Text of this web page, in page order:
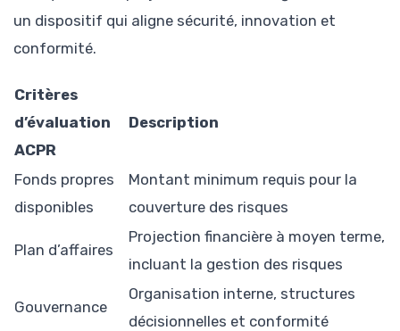
un dispositif qui aligne sécurité, innovation et
conformité.
Critères
d’évaluation
ACPR
Description
Fonds propres
disponibles
Montant minimum requis pour la
couverture des risques
Plan d’affaires
Projection financière à moyen terme,
incluant la gestion des risques
Gouvernance
Organisation interne, structures
décisionnelles et conformité